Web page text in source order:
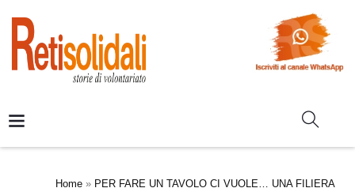
Home » PER FARE UN TAVOLO CI VUOLE… UNA FILIERA